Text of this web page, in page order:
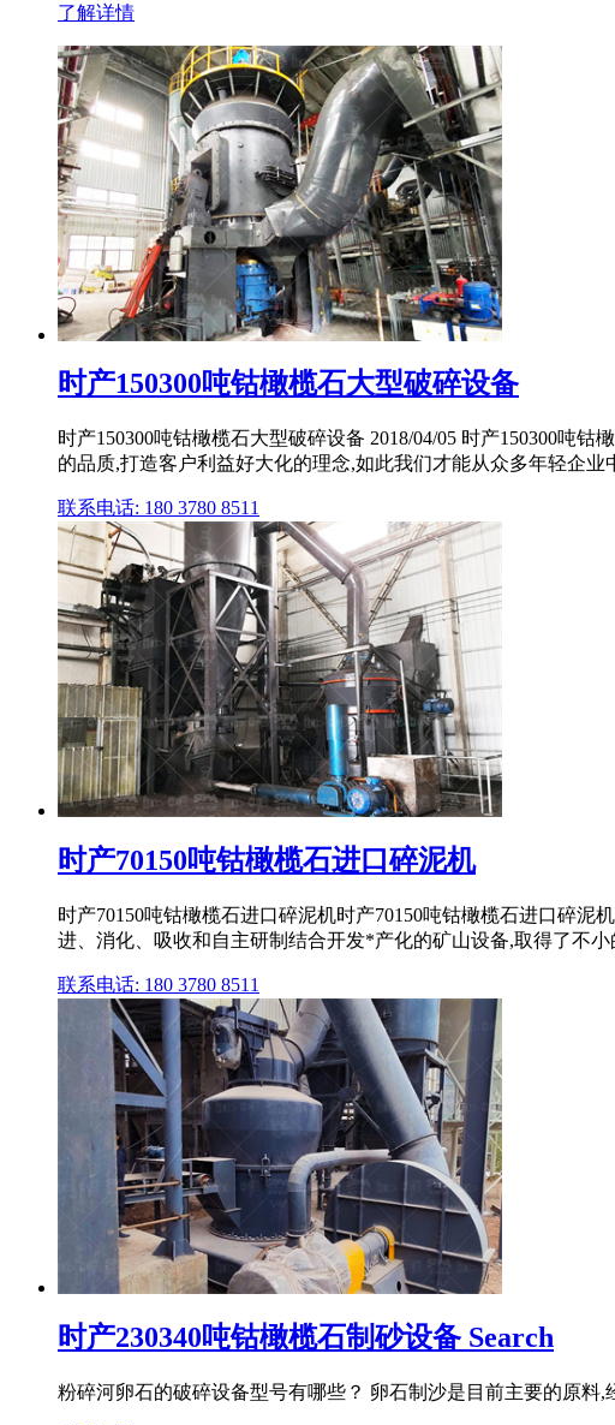
了解详情
时产150300吨钴橄榄石大型破碎设备
时产150300吨钴橄榄石大型破碎设备 2018/04/05 时产150300吨
的品质,打造客户利益好大化的理念,如此我们才能从众多年轻企
联系电话: 180 3780 8511
时产70150吨钴橄榄石进口碎泥机
时产70150吨钴橄榄石进口碎泥机时产70150吨钴橄榄石进口碎
进、消化、吸收和自主研制结合开发*产化的矿山设备,取得了不小
联系电话: 180 3780 8511
时产230340吨钴橄榄石制砂设备 Search
粉碎河卵石的破碎设备型号有哪些？ 卵石制沙是目前主要的原料